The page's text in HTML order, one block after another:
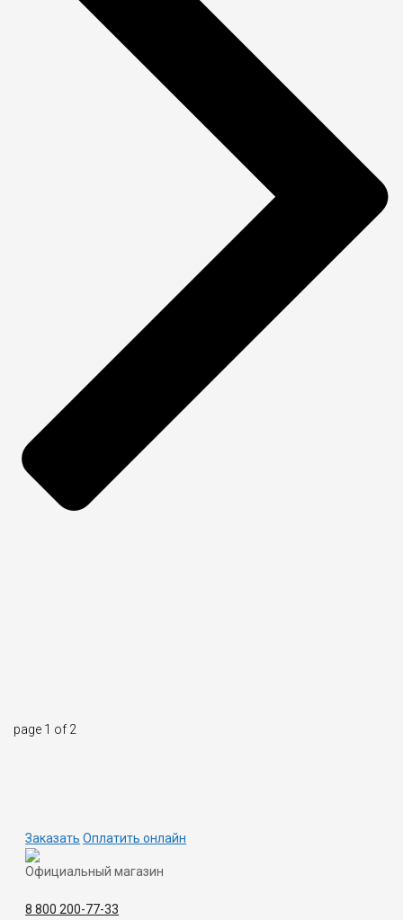
page 1 of 2
Заказать Оплатить онлайн
Официальный магазин
8 800 200-77-33